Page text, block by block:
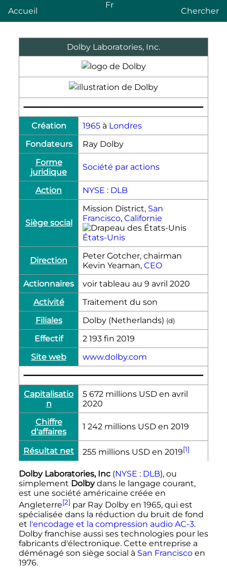
Accueil
Fr
Chercher
Dolby Laboratories, Inc.
Création 1965 à Londres
Fondateurs
Ray Dolby
Forme
juridique
Société par actions
Action NYSE : DLB
Siège social
Mission District, San
Francisco, Californie
États-Unis
Direction
Peter Gotcher, chairman
Kevin Yeaman, CEO
Actionnaires
voir tableau au 9 avril 2020
Activité
Traitement du son
Filiales
Dolby (Netherlands) (d)
Effectif
2 193 fin 2019
Site web
www.dolby.com
Capitalisatio
n
5 672 millions USD en avril
2020
Chiffre
d'affaires
1 242 millions USD en 2019
Résultat net 255 millions USD en 2019[1]
Dolby Laboratories, Inc(NYSE : DLB), ou
simplement Dolbydans le langage courant,
est une société américaine créée en
Angleterre[2] par Ray Dolby en 1965, qui est
spécialisée dans la réduction du bruit de fond
et l'encodage et la compression audio AC-3.
Dolby franchise aussi ses technologies pour les
fabricants d'électronique. Cette entreprise a
déménagé son siège social à San Franciscoen
1976.